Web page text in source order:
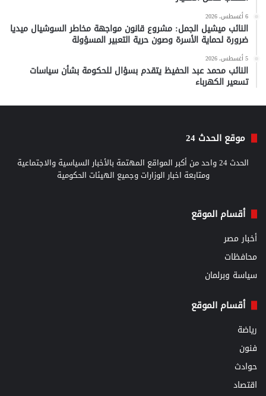
6 أغسطس، 2026
النائب ميشيل الجمل: مشروع قانون مواجهة مخاطر السوشيال ميديا
ضرورة لحماية الأسرة وصون حرية التعبير المسؤولة
5 أغسطس، 2026
النائب محمد عبد الحفيظ يتقدم بسؤال للحكومة بشأن سياسات
تسعير الكهرباء
موقع الحدث 24
الحدث 24 واحد من أكبر المواقع المهتمة بالأخبار السياسية والاجتماعية
ومتابعة اخبار الوزارات وجميع الهيئات الحكومية
أقسام الموقع
أخبار مصر
محافظات
سياسة وبرلمان
أقسام الموقع
رياضة
فنون
حوادث
اقتصاد